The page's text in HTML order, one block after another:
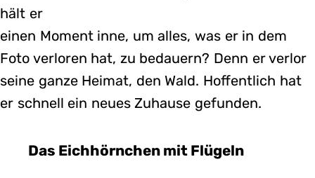
hält er
einen Moment inne, um alles, was er in dem
Foto verloren hat, zu bedauern? Denn er verlor
seine ganze Heimat, den Wald. Hoffentlich hat
er schnell ein neues Zuhause gefunden.
Das Eichhörnchen mit Flügeln